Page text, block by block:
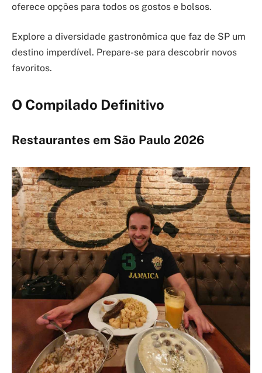
oferece opções para todos os gostos e bolsos.
Explore a diversidade gastronômica que faz de SP um
destino imperdível. Prepare-se para descobrir novos
favoritos.
O Compilado Definitivo
Restaurantes em São Paulo 2026